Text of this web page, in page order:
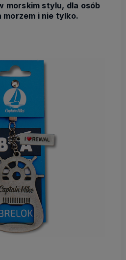
morskim stylu, dla osób
i nie tylko.